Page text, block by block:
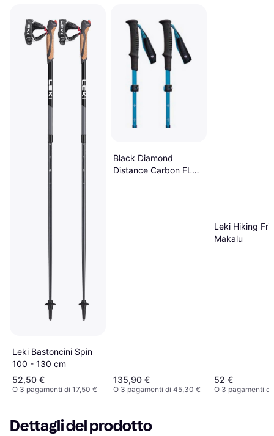
Leki Bastoncini Spin
100 - 130 cm
52,50 €
O 3 pagamenti di 17,50 €
Black Diamond
Distance Carbon FLZ
135,90 €
O 3 pagamenti di 45,30 €
Leki Hiking
Makalu
52 €
O 3 pagamenti di
Dettagli del prodotto